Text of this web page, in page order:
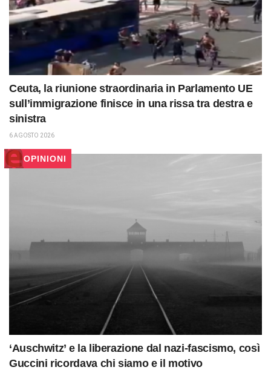
Ceuta, la riunione straordinaria in Parlamento UE
sull’immigrazione finisce in una rissa tra destra e
sinistra
6 AGOSTO 2026
OPINIONI
‘Auschwitz’ e la liberazione dal nazi-fascismo, così
Guccini ricordava chi siamo e il motivo